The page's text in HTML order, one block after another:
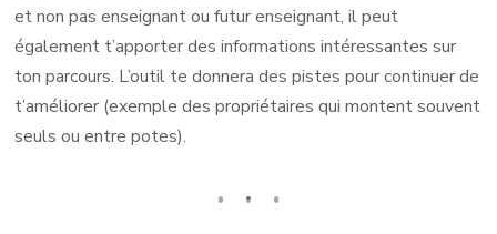
et non pas enseignant ou futur enseignant, il peut
également t’apporter des informations intéressantes sur
ton parcours. L’outil te donnera des pistes pour continuer de
t’améliorer (exemple des propriétaires qui montent souvent
seuls ou entre potes).